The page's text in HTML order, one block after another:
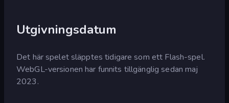
Utgivningsdatum
Det här spelet släpptes tidigare som ett Flash-spel.
WebGL-versionen har funnits tillgänglig sedan maj
2023.